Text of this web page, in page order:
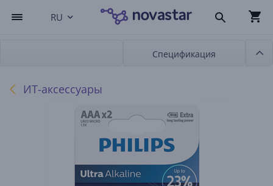
RU
Спецификация
ИТ-аксессуары